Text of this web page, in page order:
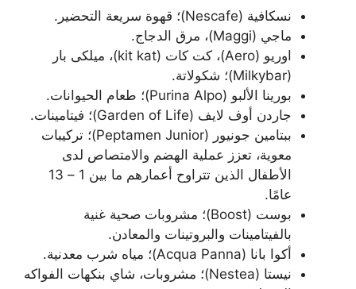
نسكافية (Nescafe)؛ قهوة سريعة التحضير.
ماجي (Maggi)، مرق الدجاج.
اوريو (Aero)، كت كات (kit kat)، ميلكى بار
(Milkybar)؛ شكولاتة.
بورينا الألبو (Purina Alpo)؛ طعام الحيوانات.
جاردن أوف لايف (Garden of Life)؛ فيتامينات.
ببتامين جونيور (Peptamen Junior)؛ تركيبات
معوية، تعزز عملية الهضم والامتصاص لدى
الأطفال الذين تتراوح أعمارهم ما بين 1 – 13
عامًا.
بوست (Boost)؛ مشروبات صحية غنية
بالفيتامينات والبروتينات والمعادن.
أكوا بانا (Acqua Panna)؛ مياه شرب معدنية.
نيستا (Nestea)؛ مشروبات، شاي بنكهات الفواكه